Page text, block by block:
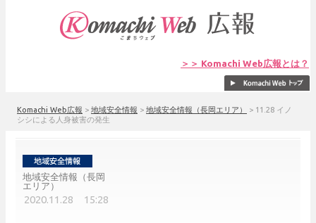
＞＞ Komachi Web広報とは？
Komachi Web広報 > 地域安全情報 > 地域安全情報（長岡エリア） > 11.28 イノ
シシによる人身被害の発生
地域安全情報（長岡
エリア）
2020.11.28 15:28